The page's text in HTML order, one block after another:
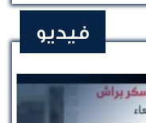
فيديو